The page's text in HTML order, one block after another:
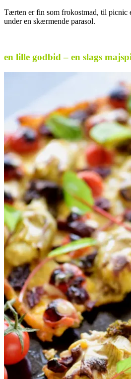
Tærten er fin som frokostmad, til picnic
under en skærmende parasol.
en lille godbid – en slags